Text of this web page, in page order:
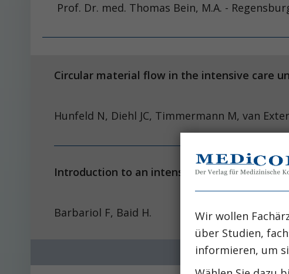
Prof. Dr. med. Thomas Bein, M.A. -
Circular material flow in the intensive care
Hunfeld N, Diehl JC, Timmermann M, van
Introduction to an intensive care recycling
Barbariol F, Baid H.
Wir wollen
über Studien,
informieren, um